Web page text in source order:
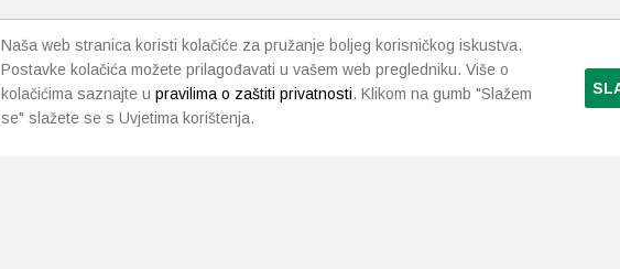
Naša web stranica koristi kolačiće za pružanje boljeg korisničkog iskustva.
Postavke kolačića možete prilagođavati u vašem web pregledniku. Više o
kolačićima saznajte u pravilima o zaštiti privatnosti. Klikom na gumb "Slažem
se" slažete se s Uvjetima korištenja.